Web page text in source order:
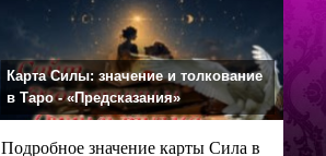
Карта Силы: значение и толкование
в Таро - «Предсказания»
Подробное значение карты Сила в